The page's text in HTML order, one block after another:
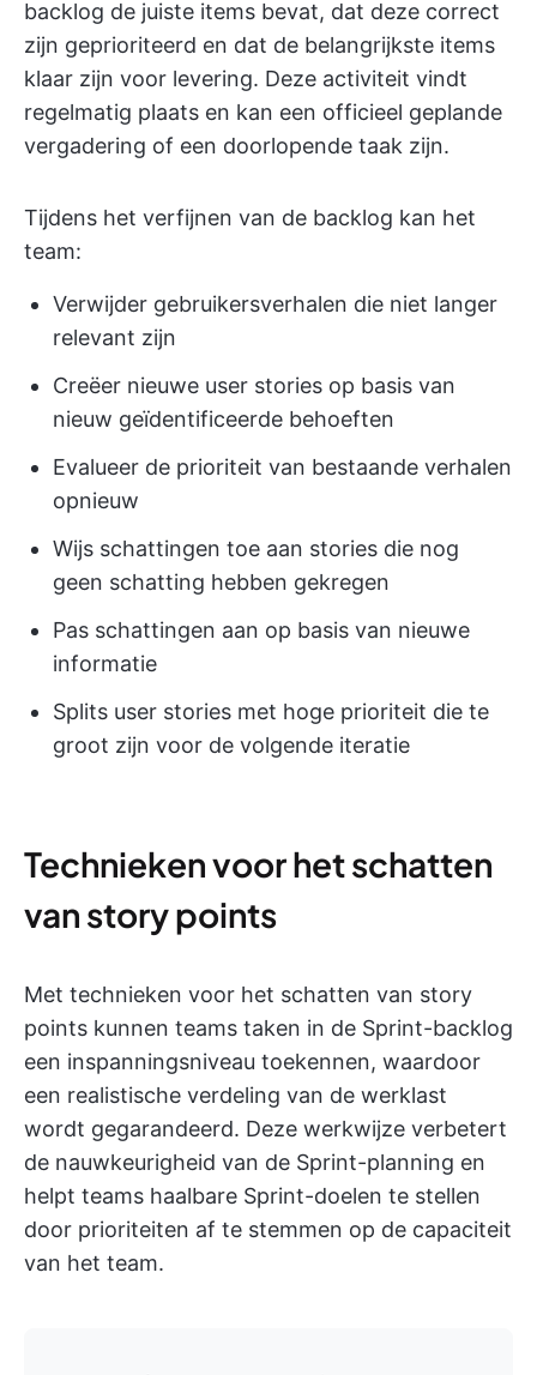
backlog de juiste items bevat, dat deze correct
zijn geprioriteerd en dat de belangrijkste items
klaar zijn voor levering. Deze activiteit vindt
regelmatig plaats en kan een officieel geplande
vergadering of een doorlopende taak zijn.
Tijdens het verfijnen van de backlog kan het
team:
Verwijder gebruikersverhalen die niet langer
relevant zijn
Creëer nieuwe user stories op basis van
nieuw geïdentificeerde behoeften
Evalueer de prioriteit van bestaande verhalen
opnieuw
Wijs schattingen toe aan stories die nog
geen schatting hebben gekregen
Pas schattingen aan op basis van nieuwe
informatie
Splits user stories met hoge prioriteit die te
groot zijn voor de volgende iteratie
Technieken voor het schatten
van story points
Met technieken voor het schatten van story
points kunnen teams taken in de Sprint-backlog
een inspanningsniveau toekennen, waardoor
een realistische verdeling van de werklast
wordt gegarandeerd. Deze werkwijze verbetert
de nauwkeurigheid van de Sprint-planning en
helpt teams haalbare Sprint-doelen te stellen
door prioriteiten af te stemmen op de capaciteit
van het team.